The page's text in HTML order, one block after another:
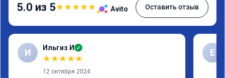
5.0 из 5★★★★★ Avito Оставить отзыв
И Ильгиз И ✓
★★★★★
12 октября 2024
Е